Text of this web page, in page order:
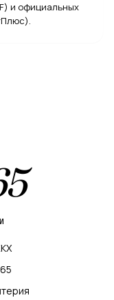
и официальных